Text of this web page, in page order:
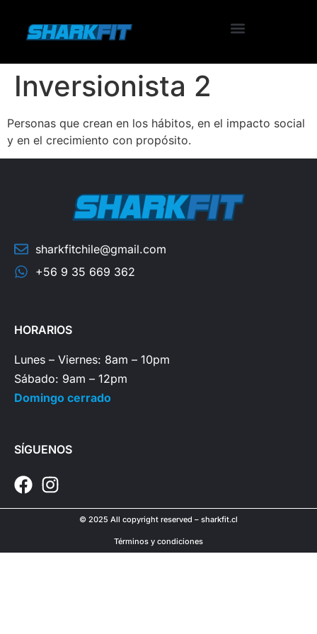
Inversionista 2
Personas que crean en los hábitos, en el impacto social
y en el crecimiento con propósito.
sharkfitchile@gmail.com
+56 9 35 669 362
HORARIOS
Lunes – Viernes: 8am – 10pm
Sábado: 9am – 12pm
Domingo cerrado
SÍGUENOS
© 2025 All copyright reserved – sharkfit.cl
Términos y condiciones